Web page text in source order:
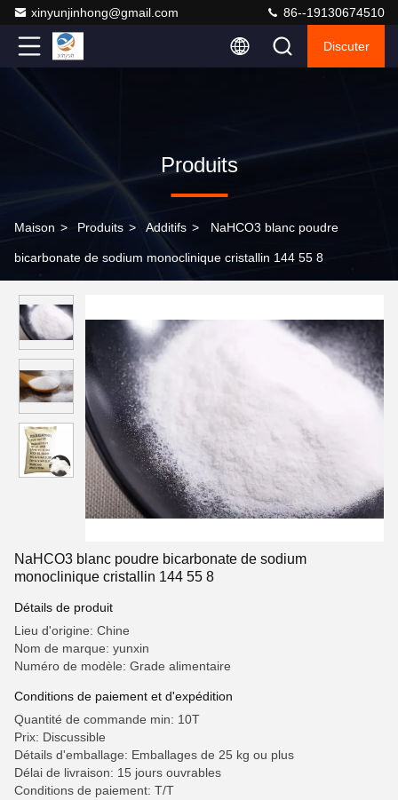
xinyunjinhong@gmail.com 86--19130674510
Discuter
Produits
Maison > Produits > Additifs > NaHCO3 blanc poudre
bicarbonate de sodium monoclinique cristallin 144 55 8
NaHCO3 blanc poudre bicarbonate de sodium
monoclinique cristallin 144 55 8
Détails de produit
Lieu d'origine: Chine
Nom de marque: yunxin
Numéro de modèle: Grade alimentaire
Conditions de paiement et d'expédition
Quantité de commande min: 10T
Prix: Discussible
Détails d'emballage: Emballages de 25 kg ou plus
Délai de livraison: 15 jours ouvrables
Conditions de paiement: T/T